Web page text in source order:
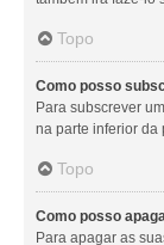
Topo
Como posso
Para subscrever
na parte inferior da
Topo
Como posso
Para apagar as